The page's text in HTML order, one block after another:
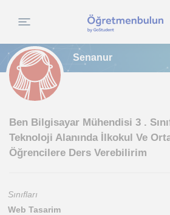
Senanur
Ben Bilgisayar Mühendisi 3 .
Teknoloji Alanında İlkokul Ve
Öğrencilere Ders Verebilirim
Sınıfları
Web Tasarim